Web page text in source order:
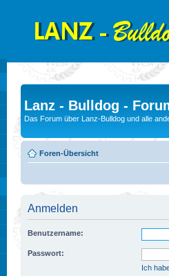
Lanz - Bulldog -
Das Forum über Lanz-Bulldog und alle
Foren-Übersicht
Anmelden
Benutzername:
Passwort:
Ich